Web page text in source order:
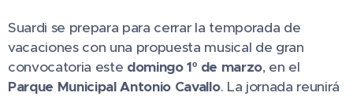
Suardi se prepara para cerrar la temporada de
vacaciones con una propuesta musical de gran
convocatoria este domingo 1º de marzo, en el
Parque Municipal Antonio Cavallo. La jornada reunirá